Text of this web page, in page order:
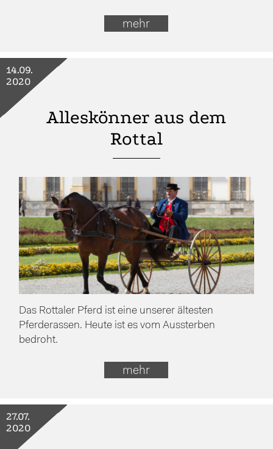
mehr
Alleskönner aus dem
Rottal
14.09.
2020
Das Rottaler Pferd ist eine unserer ältesten
Pferderassen. Heute ist es vom Aussterben
bedroht.
mehr
27.07.
2020